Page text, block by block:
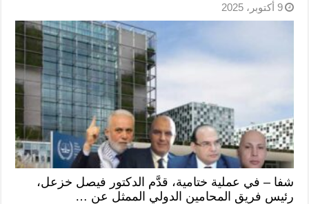
9 أكتوبر، 2025
شفا – في عملية ختامية، قدَّم الدكتور فيصل خزعل،
رئيس فريق المحامين الدولي الممثل عن …